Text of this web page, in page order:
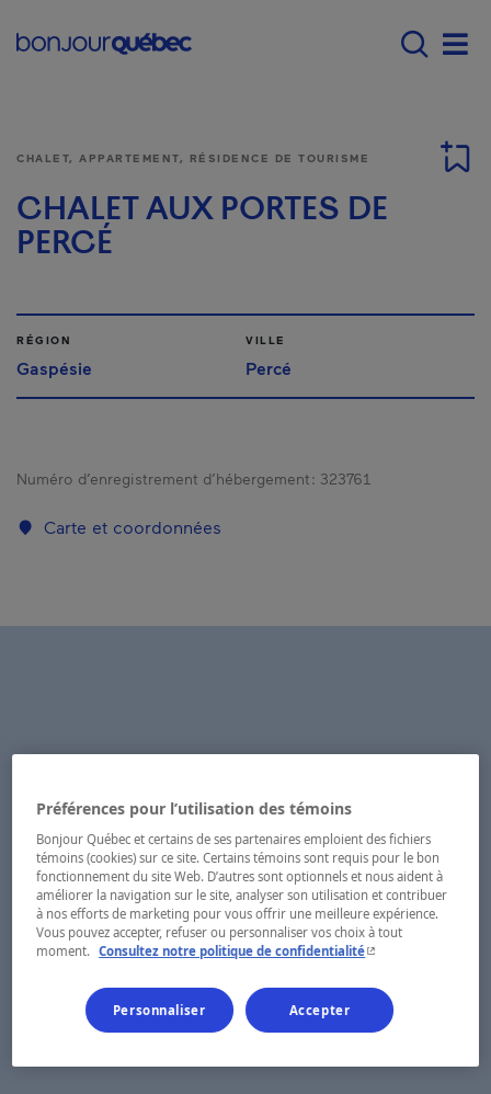
Main navigation -
CHALET, APPARTEMENT, RÉSIDENCE DE TOURISME
CHALET AUX PORTES DE
PERCÉ
RÉGION
Gaspésie
VILLE
Percé
Numéro d’enregistrement d’hébergement : 323761
Carte et coordonnées
Préférences pour l’utilisation des témoins
Bonjour Québec et certains de ses partenaires emploient des fichiers
témoins (cookies) sur ce site. Certains témoins sont requis pour le bon
fonctionnement du site Web. D’autres sont optionnels et nous aident à
améliorer la navigation sur le site, analyser son utilisation et contribuer
à nos efforts de marketing pour vous offrir une meilleure expérience.
Vous pouvez accepter, refuser ou personnaliser vos choix à tout
moment. Consultez notre politique de confidentialité- Cet hyperlien
Personnaliser Accepter